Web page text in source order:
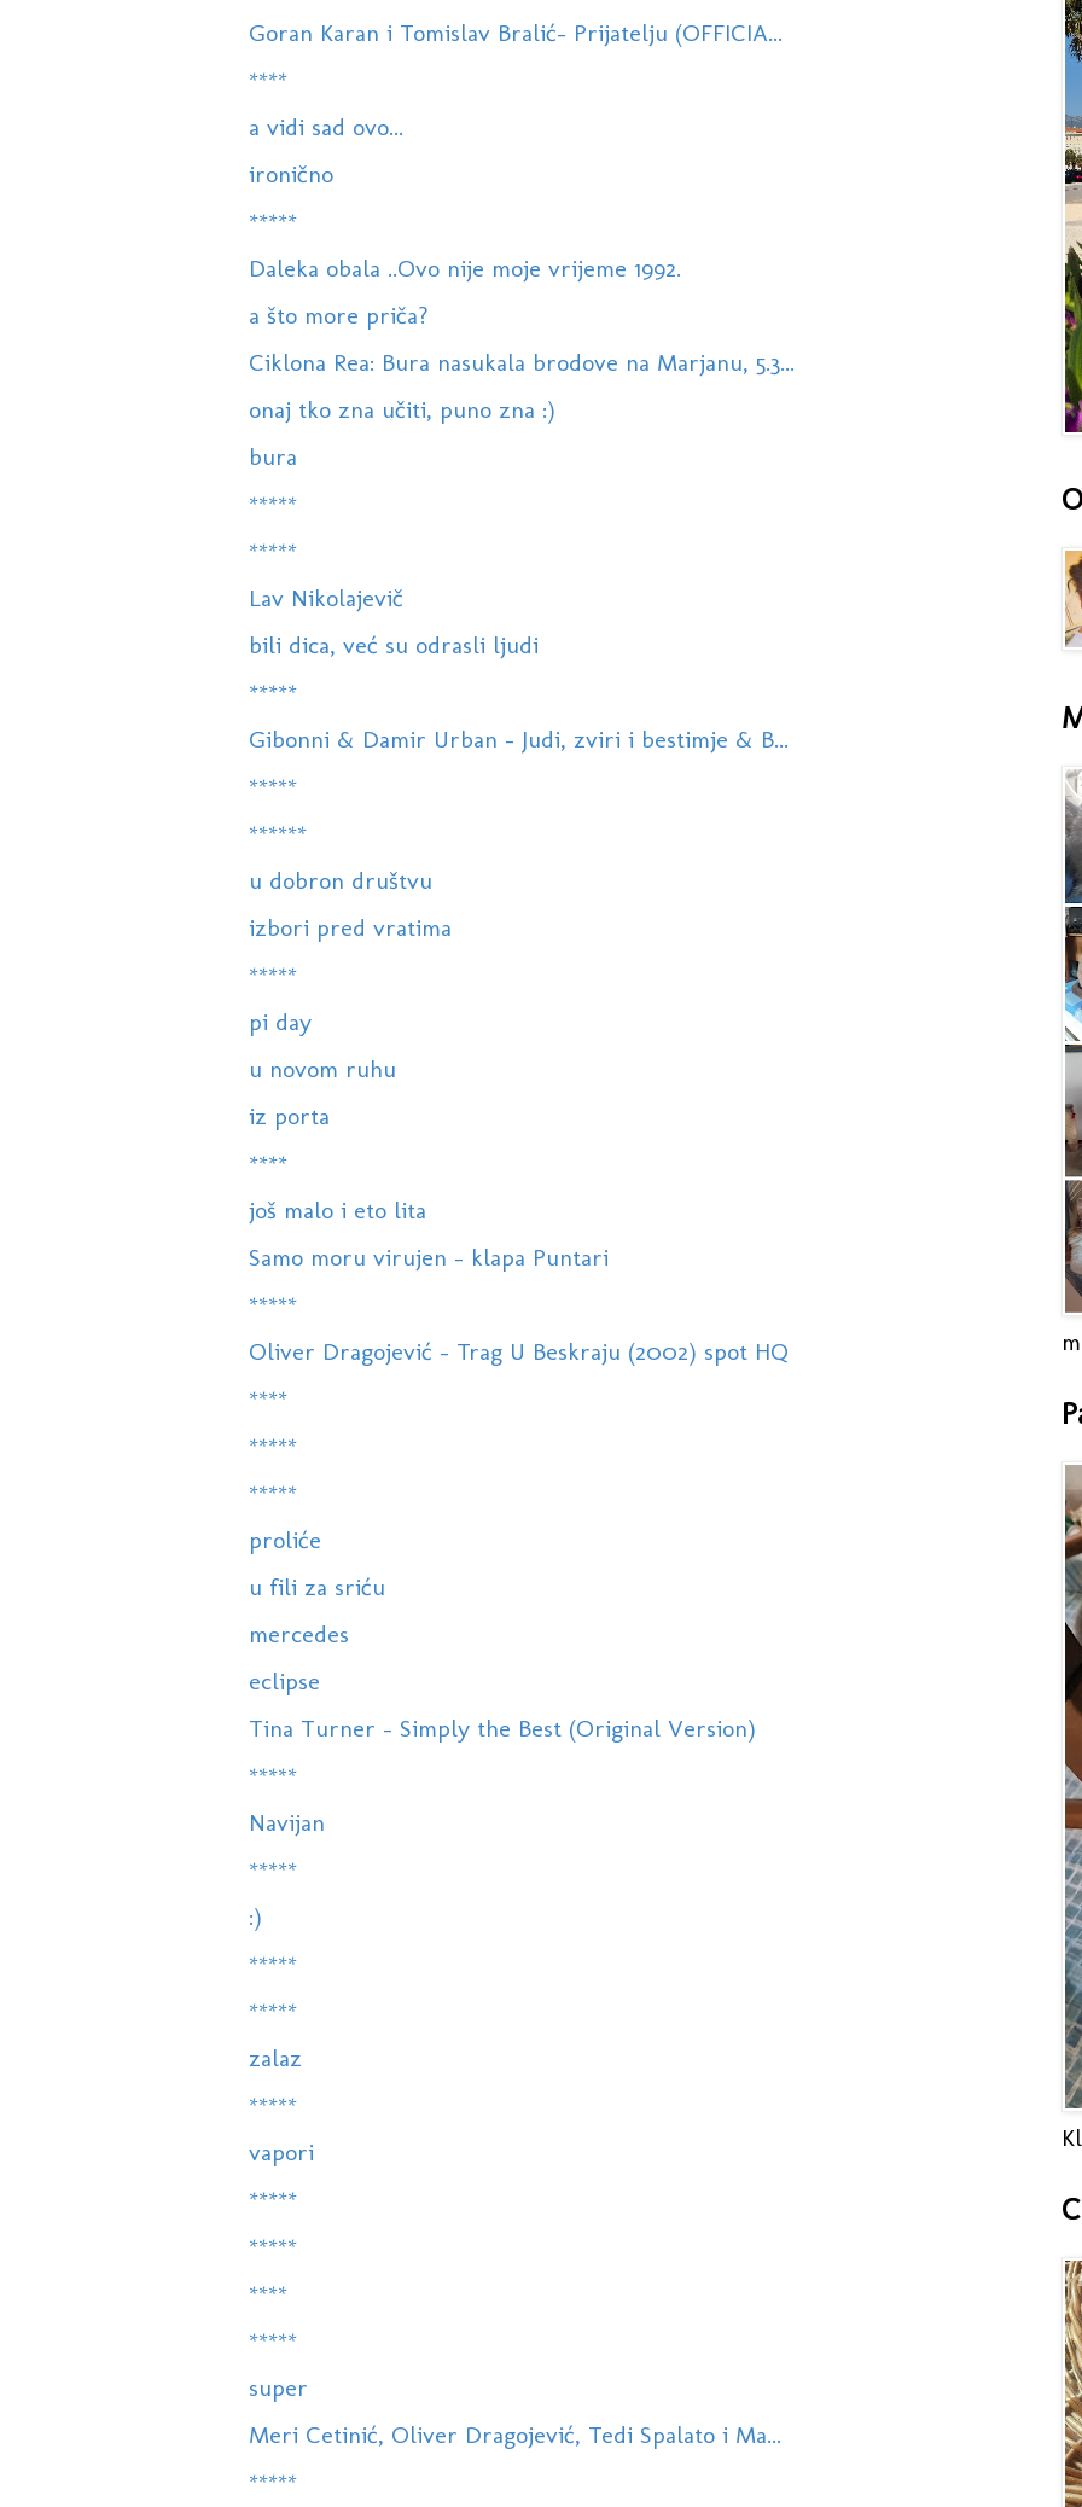
Goran Karan i Tomislav Bralić- Prijatelju (OFFICIA...
****
a vidi sad ovo...
ironično
*****
Daleka obala ..Ovo nije moje vrijeme 1992.
a što more priča?
Ciklona Rea: Bura nasukala brodove na Marjanu, 5.3...
onaj tko zna učiti, puno zna :)
bura
*****
*****
Lav Nikolajevič
bili dica, već su odrasli ljudi
*****
Gibonni & Damir Urban - Judi, zviri i bestimje & B...
*****
******
u dobron društvu
izbori pred vratima
*****
pi day
u novom ruhu
iz porta
****
još malo i eto lita
Samo moru virujen - klapa Puntari
*****
Oliver Dragojević - Trag U Beskraju (2002) spot HQ
****
*****
*****
proliće
u fili za sriću
mercedes
eclipse
Tina Turner - Simply the Best (Original Version)
*****
Navijan
*****
:)
*****
*****
zalaz
*****
vapori
*****
*****
****
*****
super
Meri Cetinić, Oliver Dragojević, Tedi Spalato i Ma...
*****